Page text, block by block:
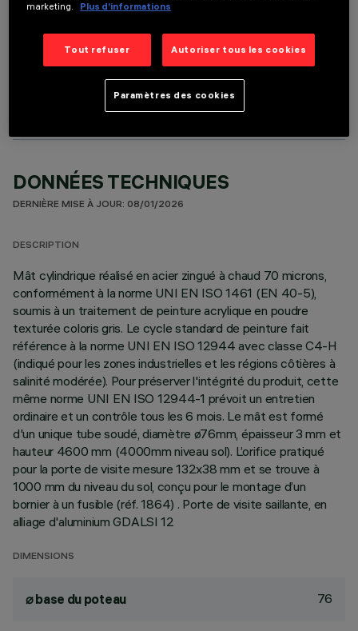
COMPOSANTS OPTIONNELS
DONNÉES TECHNIQUES
DERNIÈRE MISE À JOUR: 08/01/2026
DESCRIPTION
Mât cylindrique réalisé en acier zingué à chaud 70 microns,
conformément à la norme UNI EN ISO 1461 (EN 40-5),
soumis à un traitement de peinture acrylique en poudre
texturée coloris gris. Le cycle standard de peinture fait
référence à la norme UNI EN ISO 12944 avec classe C4-H
(indiqué pour les zones industrielles et les régions côtières à
salinité modérée). Pour préserver l'intégrité du produit, cette
même norme UNI EN ISO 12944-1 prévoit un entretien
ordinaire et un contrôle tous les 6 mois. Le mât est formé
d'un unique tube soudé, diamètre ø76mm, épaisseur 3 mm et
hauteur 4600 mm (4000mm niveau sol). L’orifice pratiqué
pour la porte de visite mesure 132x38 mm et se trouve à
1000 mm du niveau du sol, conçu pour le montage d’un
bornier à un fusible (réf. 1864) . Porte de visite saillante, en
alliage d'aluminium GDALSI 12
DIMENSIONS
⌀ base du poteau 76
marketing.
Plus d’informations
Tout refuser Autoriser tous les cookies
Paramètres des cookies